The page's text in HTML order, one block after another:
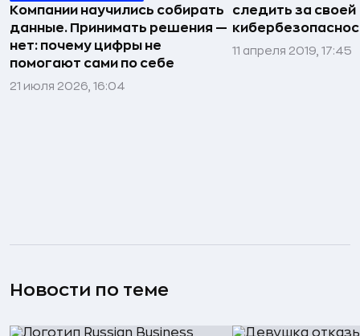
Компании научились собирать
данные. Принимать решения —
нет: почему цифры не
помогают сами по себе
21 июля 2026, 16:04
следить за своей
11 апреля 2019, 17:45
Новости по теме